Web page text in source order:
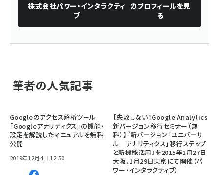
株式会社パワー・インタラクティ
ブ
のプロフィールを見
る
筆者の人気記事
Googleのアクセス解析ツール
「Googleアナリティクス」の機能・
設定を解説したマニュアルを無料
公開
2019年12月4日 12:50
【失敗しない！Google Analytics
新バージョン移行セミナー（無
料）】『新バージョン「ユニバーサ
ル アナリティクス」移行ステップ
と新機能活用』を2015年1月27日
大阪、1月29日東京にて開催（パ
ワー・インタラクティブ）